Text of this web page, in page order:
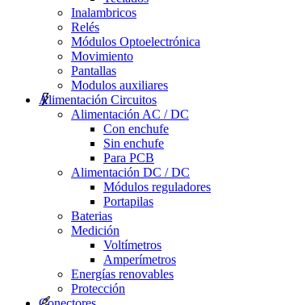
Inalambricos
Relés
Módulos Optoelectrónica
Movimiento
Pantallas
Modulos auxiliares
Alimentación Circuitos
Alimentación AC / DC
Con enchufe
Sin enchufe
Para PCB
Alimentación DC / DC
Módulos reguladores
Portapilas
Baterias
Medición
Voltímetros
Amperímetros
Energías renovables
Protección